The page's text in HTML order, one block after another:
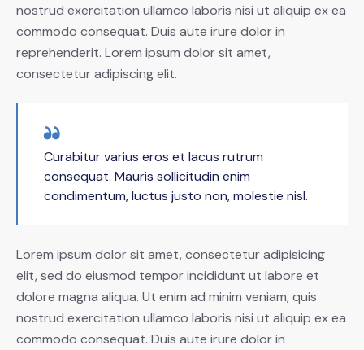
nostrud exercitation ullamco laboris nisi ut aliquip ex ea
commodo consequat. Duis aute irure dolor in
reprehenderit. Lorem ipsum dolor sit amet,
consectetur adipiscing elit.
Curabitur varius eros et lacus rutrum
consequat. Mauris sollicitudin enim
condimentum, luctus justo non, molestie nisl.
Lorem ipsum dolor sit amet, consectetur adipisicing
elit, sed do eiusmod tempor incididunt ut labore et
dolore magna aliqua. Ut enim ad minim veniam, quis
nostrud exercitation ullamco laboris nisi ut aliquip ex ea
commodo consequat. Duis aute irure dolor in